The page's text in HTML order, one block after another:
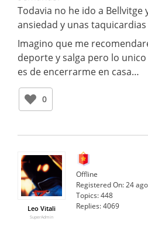
Todavia no he ido a Bellvitge
ansiedad y unas
Imagino que me
deporte y salga pero lo
es de encerrarme en casa…
0
Leo Vitali
SuperAdmin
Offline
Registered On:24
Topics:448
Replies:4069